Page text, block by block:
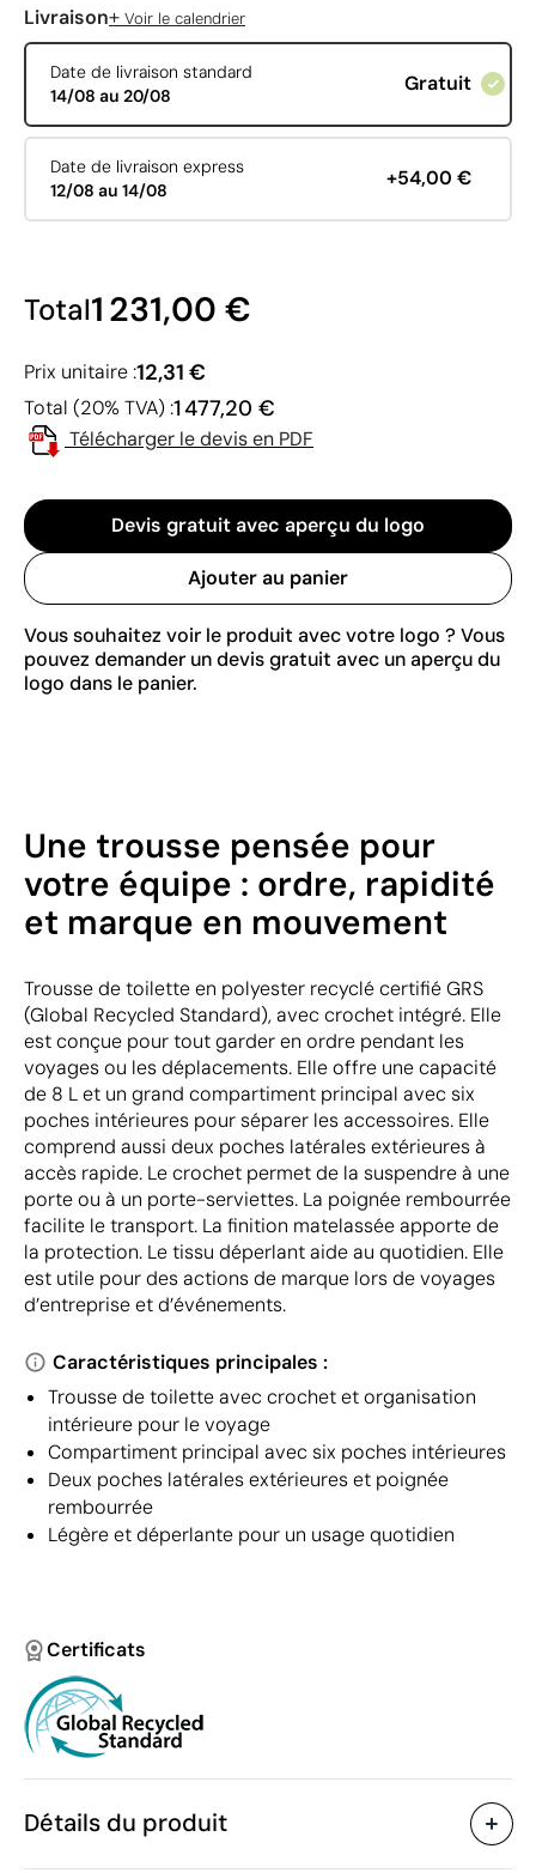
Livraison+ Voir le calendrier
Date de livraison standard
14/08 au 20/08
Gratuit
Date de livraison express
12/08 au 14/08
+54,00 €
Total1 231,00 €
Prix unitaire :12,31 €
Total (20% TVA) :1 477,20 €
Télécharger le devis en PDF
Devis gratuit avec aperçu du logo
Ajouter au panier
Vous souhaitez voir le produit avec votre logo ? Vous
pouvez demander un devis gratuit avec un aperçu du
logo dans le panier.
Une trousse pensée pour
votre équipe : ordre, rapidité
et marque en mouvement
Trousse de toilette en polyester recyclé certifié GRS
(Global Recycled Standard), avec crochet intégré. Elle
est conçue pour tout garder en ordre pendant les
voyages ou les déplacements. Elle offre une capacité
de 8 L et un grand compartiment principal avec six
poches intérieures pour séparer les accessoires. Elle
comprend aussi deux poches latérales extérieures à
accès rapide. Le crochet permet de la suspendre à une
porte ou à un porte-serviettes. La poignée rembourrée
facilite le transport. La finition matelassée apporte de
la protection. Le tissu déperlant aide au quotidien. Elle
est utile pour des actions de marque lors de voyages
d’entreprise et d’événements.
Caractéristiques principales :
Trousse de toilette avec crochet et organisation
intérieure pour le voyage
Compartiment principal avec six poches intérieures
Deux poches latérales extérieures et poignée
rembourrée
Légère et déperlante pour un usage quotidien
Certificats
Détails du produit